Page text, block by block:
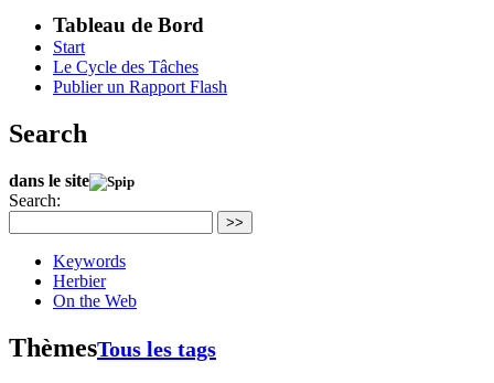
Tableau de Bord
Start
Le Cycle des Tâches
Publier un Rapport Flash
Search
dans le site
Search:
>>
Keywords
Herbier
On the Web
ThèmesTous les tags